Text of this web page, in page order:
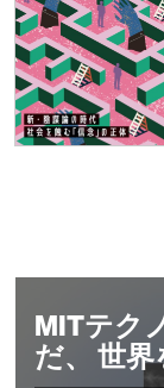
MITテク
だ、 世